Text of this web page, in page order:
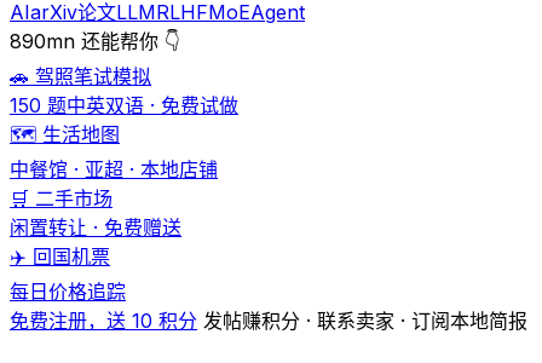
AIarXiv论文LLMRLHFMoEAgent
890mn 还能帮你 👇
🚗 驾照笔试模拟
150 题中英双语 · 免费试做
🗺️ 生活地图
中餐馆 · 亚超 · 本地店铺
🛒 二手市场
闲置转让 · 免费赠送
✈️ 回国机票
每日价格追踪
免费注册，送 10 积分 发帖赚积分 · 联系卖家 · 订阅本地简报